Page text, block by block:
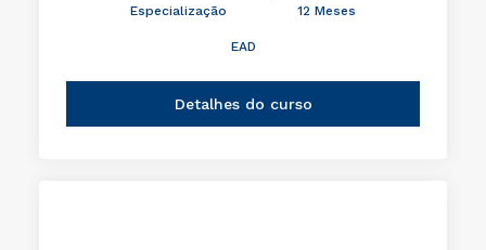
Especialização
12 Meses
EAD
Detalhes do curso